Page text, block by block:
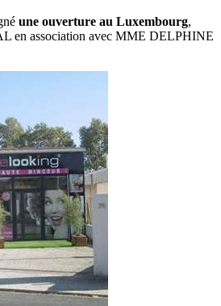
une ouverture au Luxembourg,
en association avec MME DELPHINE